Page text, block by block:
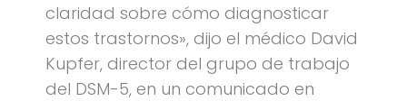
claridad sobre cómo diagnosticar
estos trastornos», dijo el médico David
Kupfer, director del grupo de trabajo
del DSM-5, en un comunicado en